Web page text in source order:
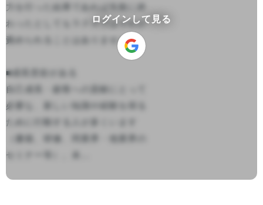
力を行った結果であれば失敗に終
わったとしてもラクスではそれが
責められることはありません。
■成長意欲がある
自己成長・顧客への貢献にとって
必要な、新しい知識や経験を得る
ために行動する人が多くいます
（書籍、研修、同業界・他業界の
セミナー等）。未...
ログインして見る